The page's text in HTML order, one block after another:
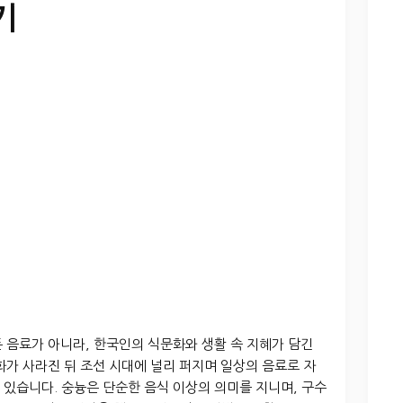
료가 아니라, 한국인의 식문화와 생활 속 지혜가 담긴
사라진 뒤 조선 시대에 널리 퍼지며 일상의 음료로 자
습니다. 숭늉은 단순한 음식 이상의 의미를 지니며, 구수